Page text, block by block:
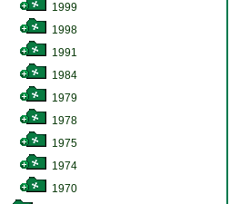
1999
1998
1991
1984
1979
1978
1975
1974
1970